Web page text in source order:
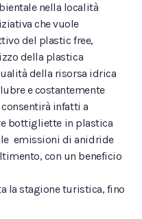
nella località
che vuole
del plastic free,
della plastica
della risorsa idrica
e costantemente
infatti a
bottigliette in plastica
emissioni di anidride
con un beneficio
la stagione turistica, fino